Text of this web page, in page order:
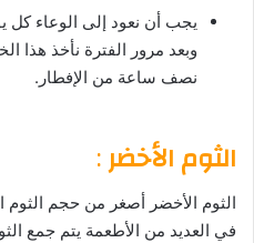
يجب أن نعود إلى الوعاء كل
وبعد مرور الفترة نأخذ هذا
نصف ساعة من الإفطار.
الثوم الأخضر:
الثوم الأخضر أصغر من حجم
في العديد من الأطعمة يتم جمع